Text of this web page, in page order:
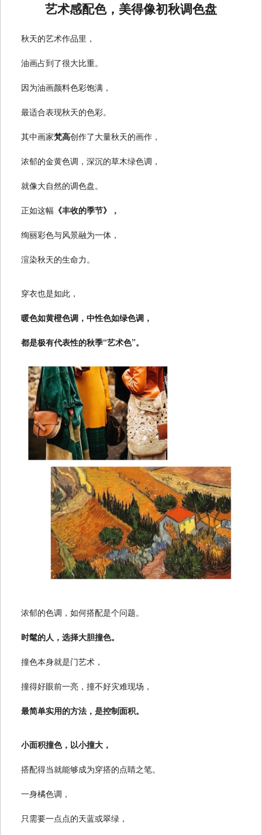
艺术感配色，美得像初秋调色盘
秋天的艺术作品里，
油画占到了很大比重。
因为油画颜料色彩饱满，
最适合表现秋天的色彩。
其中画家梵高创作了大量秋天的画作，
浓郁的金黄色调，深沉的草木绿色调，
就像大自然的调色盘。
正如这幅 《丰收的季节》，
绚丽彩色与风景融为一体，
渲染秋天的生命力。
穿衣也是如此，
暖色如黄橙色调，中性色如绿色调，
都是极有代表性的秋季“艺术色”。
浓郁的色调，如何搭配是个问题。
时髦的人，选择大胆撞色。
撞色本身就是门艺术，
撞得好眼前一亮，撞不好灾难现场，
最简单实用的方法，是控制面积。
小面积撞色，以小撞大，
搭配得当就能够成为穿搭的点睛之笔。
一身橘色调，
只需要一点点的天蓝或翠绿，